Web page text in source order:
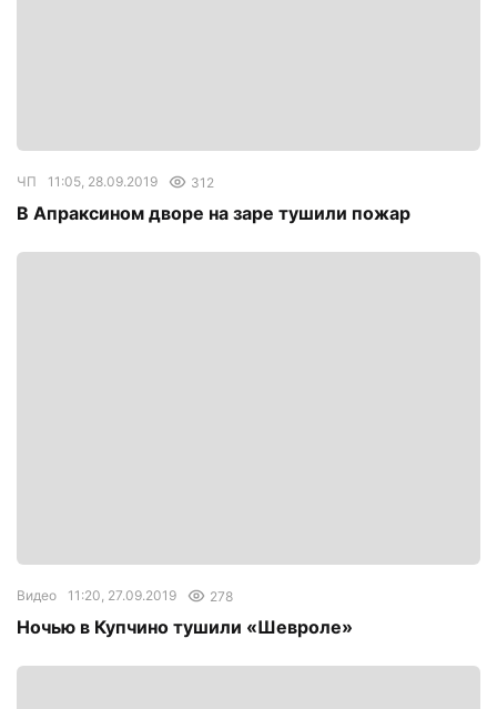
ЧП 11:05, 28.09.2019 312
В Апраксином дворе на заре тушили пожар
Видео 11:20, 27.09.2019 278
Ночью в Купчино тушили «Шевроле»